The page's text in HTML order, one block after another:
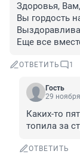
Здоровья,
Вы гордость
Еще все
ОТВЕТИТЬ 1
Гость
29
Каких-то
топила за
ОТВЕТИТЬ